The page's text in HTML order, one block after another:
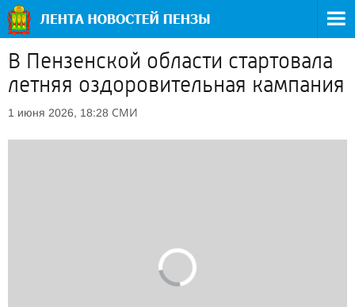
В Пензенской области стартовала
летняя оздоровительная кампания
1 июня 2026, 18:28 СМИ